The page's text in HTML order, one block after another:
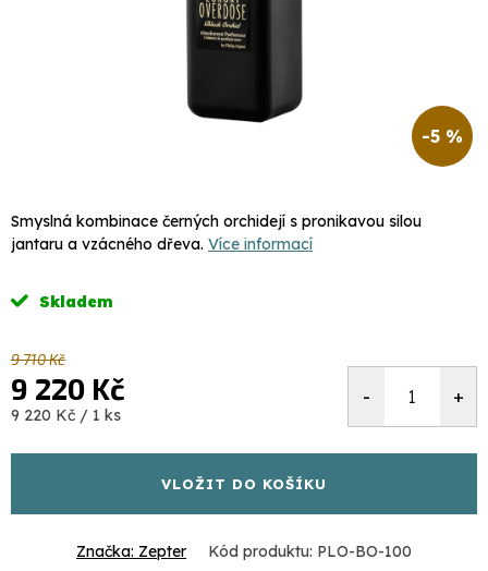
-5 %
Smyslná kombinace černých orchidejí s pronikavou silou
jantaru a vzácného dřeva. Více informací
Skladem
9 710 Kč
9 220 Kč
Měrná
9 220 Kč / 1 ks
VLOŽIT DO KOŠÍKU
Značka: Zepter Kód produktu: PLO-BO-100